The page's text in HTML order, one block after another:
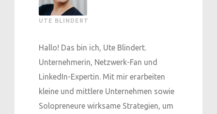
UTE BLINDERT
Hallo! Das bin ich, Ute Blindert.
Unternehmerin, Netzwerk-Fan und
LinkedIn-Expertin. Mit mir erarbeiten
kleine und mittlere Unternehmen sowie
Solopreneure wirksame Strategien, um